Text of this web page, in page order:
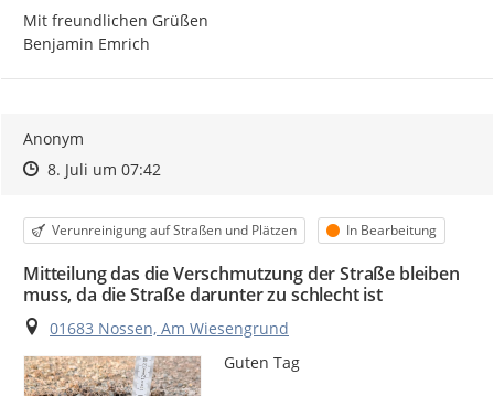
Mit freundlichen Grüßen
Benjamin Emrich
Anonym
Zeitpunkt des Erstellens
Zeitpunkt des Erstellens
8. Juli um 07:42Zur Äußerung
Kategorie
Verunreinigung auf Straßen und Plätzen Status
In Bearbeitung
Mitteilung das die Verschmutzung der Straße bleiben
muss, da die Straße darunter zu schlecht ist
Ort
01683 Nossen, Am Wiesengrund
Guten Tag